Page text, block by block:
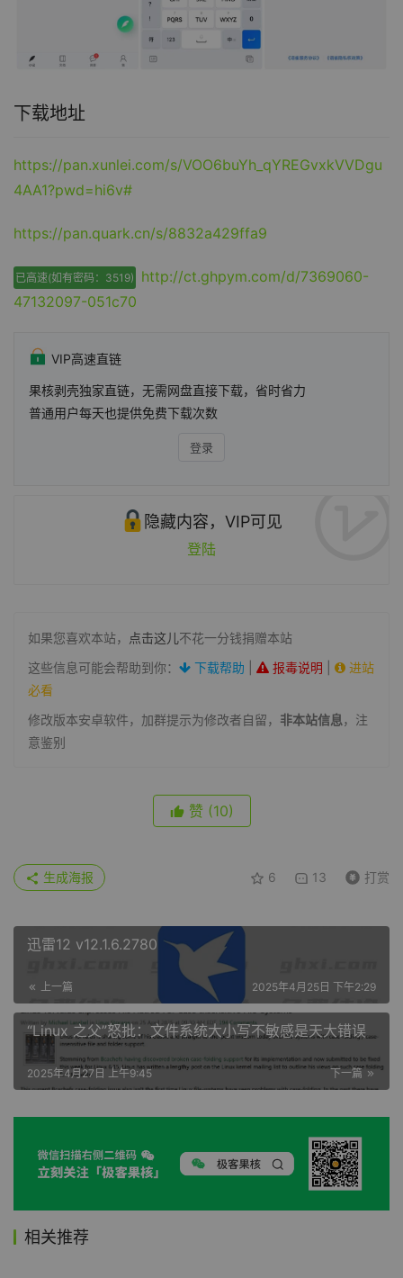
下载地址
https://pan.xunlei.com/s/VOO6buYh_qYREGvxkVVDgu
4AA1?pwd=hi6v#
https://pan.quark.cn/s/8832a429ffa9
已高速(如有密码：3519)
http://ct.ghpym.com/d/7369060-
47132097-051c70
VIP高速直链
果核剥壳独家直链，无需网盘直接下载，省时省力
普通用户每天也提供免费下载次数
登录
隐藏内容，VIP可见
登陆
如果您喜欢本站， 点击这儿不花一分钱捐赠本站
这些信息可能会帮助到你：
下载帮助 报毒说明
进站
必看
修改版本安卓软件，加群提示为修改者自留， 非本站信息，注
意鉴别
赞 (10)
6 13 打赏
生成海报
迅雷12 v12.1.6.2780
上一篇 2025年4月25日 下午2:29
“Linux 之父”怒批：文件系统大小写不敏感是天大错误
下一篇
2025年4月27日 上午9:45
相关推荐